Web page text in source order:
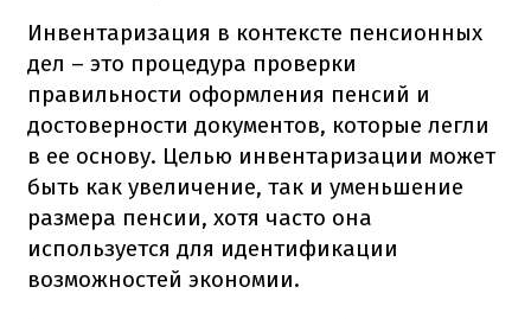
Инвентаризация в контексте пенсионных
дел – это процедура проверки
правильности оформления пенсий и
достоверности документов, которые легли
в ее основу. Целью инвентаризации может
быть как увеличение, так и уменьшение
размера пенсии, хотя часто она
используется для идентификации
возможностей экономии.